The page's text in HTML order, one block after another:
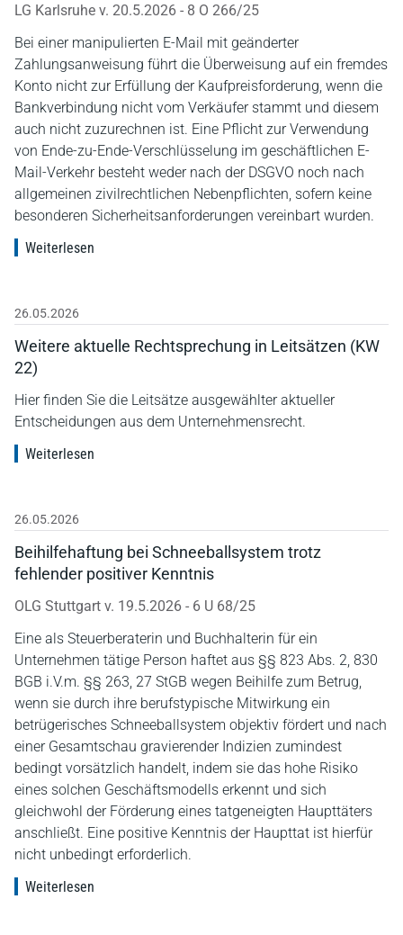
LG Karlsruhe v. 20.5.2026 - 8 O 266/25
Bei einer manipulierten E-Mail mit geänderter
Zahlungsanweisung führt die Überweisung auf ein fremdes
Konto nicht zur Erfüllung der Kaufpreisforderung, wenn die
Bankverbindung nicht vom Verkäufer stammt und diesem
auch nicht zuzurechnen ist. Eine Pflicht zur Verwendung
von Ende-zu-Ende-Verschlüsselung im geschäftlichen E-
Mail-Verkehr besteht weder nach der DSGVO noch nach
allgemeinen zivilrechtlichen Nebenpflichten, sofern keine
besonderen Sicherheitsanforderungen vereinbart wurden.
Weiterlesen
26.05.2026
Weitere aktuelle Rechtsprechung in Leitsätzen (KW
22)
Hier finden Sie die Leitsätze ausgewählter aktueller
Entscheidungen aus dem Unternehmensrecht.
Weiterlesen
26.05.2026
Beihilfehaftung bei Schneeballsystem trotz
fehlender positiver Kenntnis
OLG Stuttgart v. 19.5.2026 - 6 U 68/25
Eine als Steuerberaterin und Buchhalterin für ein
Unternehmen tätige Person haftet aus §§ 823 Abs. 2, 830
BGB i.V.m. §§ 263, 27 StGB wegen Beihilfe zum Betrug,
wenn sie durch ihre berufstypische Mitwirkung ein
betrügerisches Schneeballsystem objektiv fördert und nach
einer Gesamtschau gravierender Indizien zumindest
bedingt vorsätzlich handelt, indem sie das hohe Risiko
eines solchen Geschäftsmodells erkennt und sich
gleichwohl der Förderung eines tatgeneigten Haupttäters
anschließt. Eine positive Kenntnis der Haupttat ist hierfür
nicht unbedingt erforderlich.
Weiterlesen